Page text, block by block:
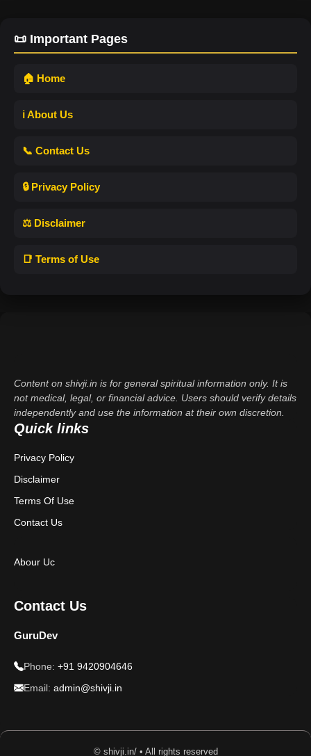
📜 Important Pages
🏠 Home
ℹ️ About Us
📞 Contact Us
🔒 Privacy Policy
⚖️ Disclaimer
📑 Terms of Use
Content on shivji.in is for general spiritual information only. It is
not medical, legal, or financial advice. Users should verify details
independently and use the information at their own discretion.
Quick links
Privacy Policy
Disclaimer
Terms Of Use
Contact Us
Abour Uc
Contact Us
GuruDev
Phone: +91 9420904646
Email: admin@shivji.in
© shivji.in/ • All rights reserved